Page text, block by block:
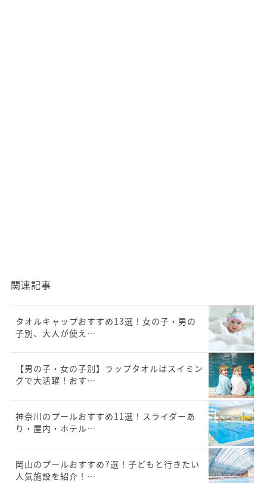
関連記事
タオルキャップおすすめ13選！女の子・男の
子別、大人が使え…
【男の子・女の子別】ラップタオルはスイミン
グで大活躍！おす…
神奈川のプールおすすめ11選！スライダーあ
り・屋内・ホテル…
岡山のプールおすすめ7選！子どもと行きたい
人気施設を紹介！…